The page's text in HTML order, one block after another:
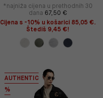
*najniža cijena u prethodnih 30
dana 67,50 €
Cijena s -10% u košarici 85,05 €.
Štediš 9,45 €!
AUTHENTIC
%